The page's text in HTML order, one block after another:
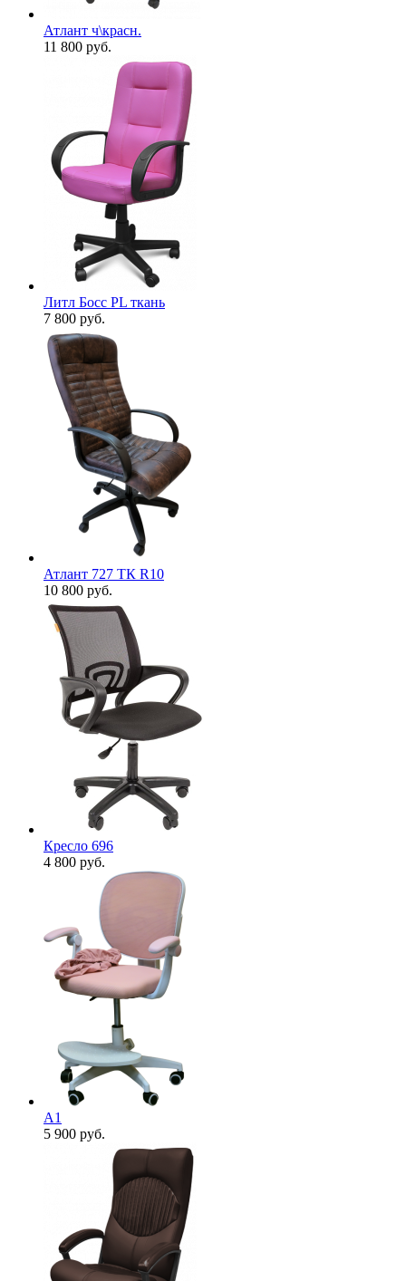
Атлант ч\красн.
11 800 руб.
Литл Босс PL ткань
7 800 руб.
Атлант 727 ТК R10
10 800 руб.
Кресло 696
4 800 руб.
А1
5 900 руб.